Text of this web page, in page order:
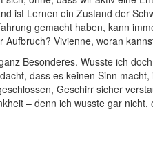
ist Lernen ein Zustand der
gemacht haben, kann
Vivienne, woran
Besonderes. Wusste ich
dass es keinen Sinn
Geschirr sicher
– denn ich wusste gar